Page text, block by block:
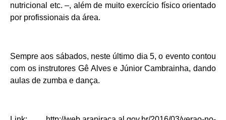
nutricional etc. –, além de muito exercício físico orientado
por profissionais da área.
Sempre aos sábados, neste último dia 5, o evento contou
com os instrutores Gê Alves e Júnior Cambrainha, dando
aulas de zumba e dança.